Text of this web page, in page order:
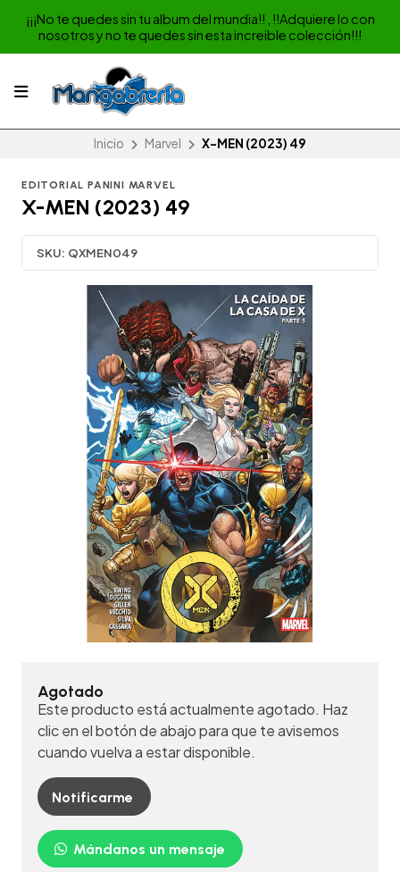
¡¡¡No te quedes sin tu album del mundia!! , !!Adquiere lo con
nosotros y no te quedes sin esta increible colección!!!
Inicio Marvel X-MEN (2023) 49
EDITORIAL PANINI MARVEL
X-MEN (2023) 49
SKU: QXMEN049
Agotado
Este producto está actualmente agotado. Haz
clic en el botón de abajo para que te avisemos
cuando vuelva a estar disponible.
Notificarme
Mándanos un mensaje